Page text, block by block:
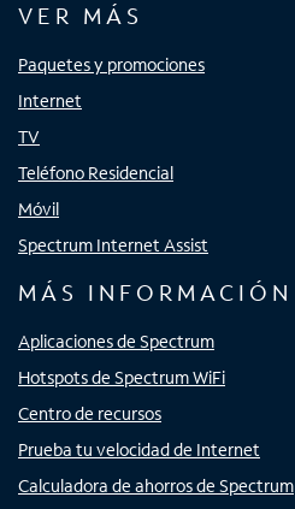
VER MÁS
Paquetes y promociones
Internet
TV
Teléfono Residencial
Móvil
Spectrum Internet Assist
MÁS INFORMACIÓN
Aplicaciones de Spectrum
Hotspots de Spectrum WiFi
Centro de recursos
Prueba tu velocidad de Internet
Calculadora de ahorros de Spectrum